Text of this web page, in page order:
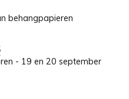
behangpapieren
- 19 en 20 september